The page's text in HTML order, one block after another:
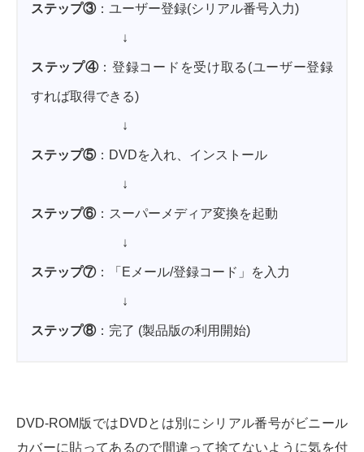
ステップ③：ユーザー登録(シリアル番号入力)
↓
ステップ④：登録コードを受け取る(ユーザー登録
すれば取得できる)
↓
ステップ⑤：DVDを入れ、インストール
↓
ステップ⑥：スーパーメディア変換を起動
↓
ステップ⑦：「Eメール/登録コード」を入力
↓
ステップ⑧：完了 (製品版の利用開始)
DVD-ROM版ではDVDとは別にシリアル番号がビニール
カバーに貼ってあるので間違って捨てないように気を付